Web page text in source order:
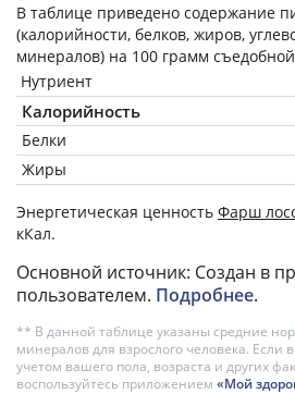
В таблице приведено содержание
(калорийности, белков, жиров,
минералов) на 100 грамм
Нутриент
Калорийность
Белки
Жиры
Энергетическая ценность Фарш
кКал.
Основной источник: Создан в
пользователем. Подробнее.
** В данной таблице указаны средние
минералов для взрослого человека. Если
учетом вашего пола, возраста и других
воспользуйтесь приложением «Мой